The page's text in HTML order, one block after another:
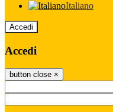
Italiano
Accedi
Accedi
button close ×